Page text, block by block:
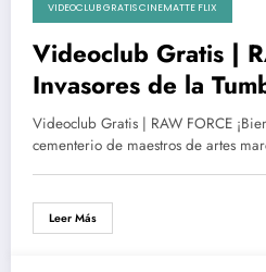
VIDEOCLUB GRATIS CINEMATTE FLIX
Videoclub Gratis |
Invasores de la
gran film de culto
CinematteFlix
Videoclub Gratis | RAW FORCE
cementerio de maestros de artes
Leer Más